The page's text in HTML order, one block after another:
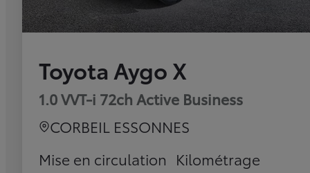
Toyota Aygo X
1.0 VVT-i 72ch Active Business
CORBEIL ESSONNES
Mise en circulation Kilométrage